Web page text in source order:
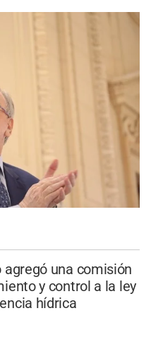
agregó una comisión
y control a la ley
hídrica